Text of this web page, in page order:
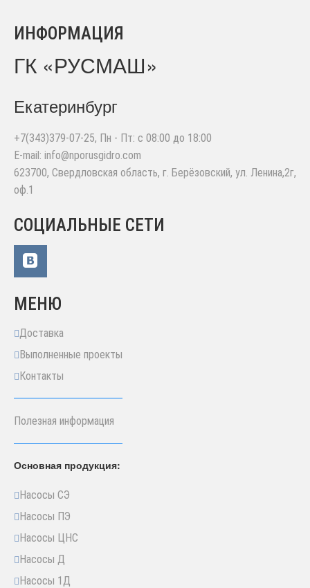
ИНФОРМАЦИЯ
ГК «РУСМАШ»
Екатеринбург
+7(343)379-07-25, Пн - Пт: с 08:00 до 18:00
E-mail: info@nporusgidro.com
623700, Свердловская область, г. Берёзовский, ул. Ленина,2г,
оф.1
СОЦИАЛЬНЫЕ СЕТИ
МЕНЮ
Доставка
Выполненные проекты
Контакты
Полезная информация
Основная продукция:
Насосы СЭ
Насосы ПЭ
Насосы ЦНС
Насосы Д
Насосы 1Д